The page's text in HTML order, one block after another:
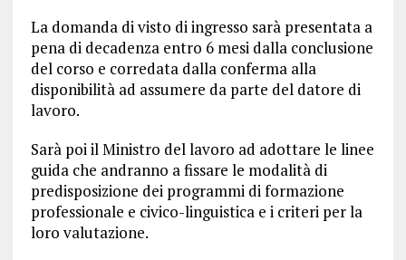
La domanda di visto di ingresso sarà presentata a
pena di decadenza entro 6 mesi dalla conclusione
del corso e corredata dalla conferma alla
disponibilità ad assumere da parte del datore di
lavoro.
Sarà poi il Ministro del lavoro ad adottare le linee
guida che andranno a fissare le modalità di
predisposizione dei programmi di formazione
professionale e civico-linguistica e i criteri per la
loro valutazione.